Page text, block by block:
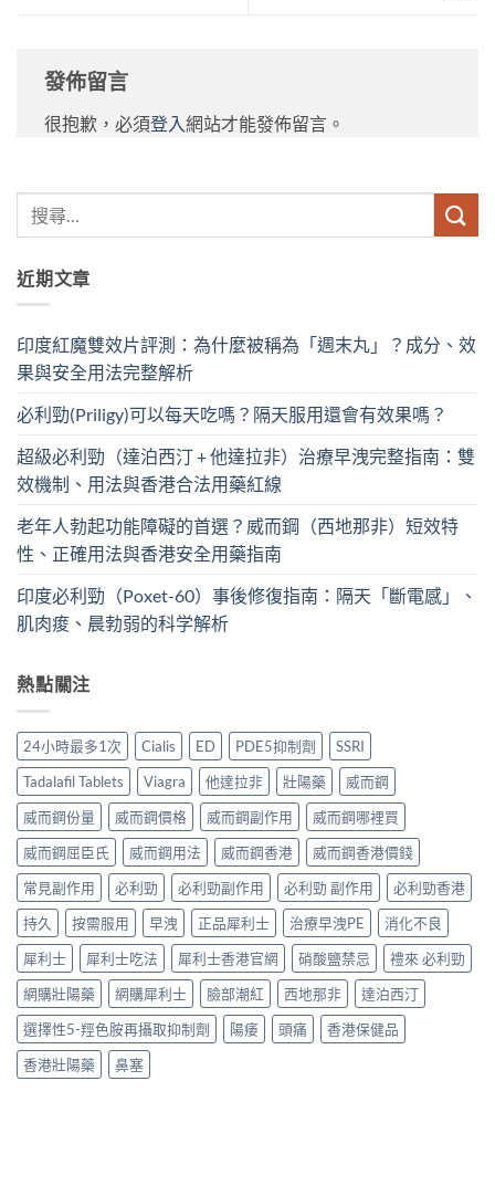
發佈留言
很抱歉，必須登入 網站才能發佈留言。
近期文章
印度紅魔雙效片評測：為什麼被稱為「週末丸」？成分、效
果與安全用法完整解析
必利勁(Priligy)可以每天吃嗎？隔天服用還會有效果嗎？
超級必利勁（達泊西汀 + 他達拉非）治療早洩完整指南：雙
效機制、用法與香港合法用藥紅線
老年人勃起功能障礙的首選？威而鋼（西地那非）短效特
性、正確用法與香港安全用藥指南
印度必利勁（Poxet-60）事後修復指南：隔天「斷電感」、
肌肉痠、晨勃弱的科学解析
熱點關注
24小時最多1次 Cialis ED PDE5抑制劑
SSRI
Tadalafil Tablets
Viagra 他達拉非 壯陽藥
威而鋼
威而鋼份量
威而鋼價格 威而鋼副作用
威而鋼哪裡買
威而鋼屈臣氏
威而鋼用法 威而鋼香港
威而鋼香港價錢
常見副作用
必利勁 必利勁副作用 必利勁 副作用
必利勁香港
持久
按需服用 早洩 正品犀利士 治療早洩PE
消化不良
犀利士
犀利士吃法 犀利士香港官網 硝酸鹽禁忌
禮來 必利勁
網購壯陽藥
網購犀利士 臉部潮紅 西地那非
達泊西汀
選擇性5-羥色胺再攝取抑制劑
陽痿 頭痛
香港保健品
香港壯陽藥
鼻塞